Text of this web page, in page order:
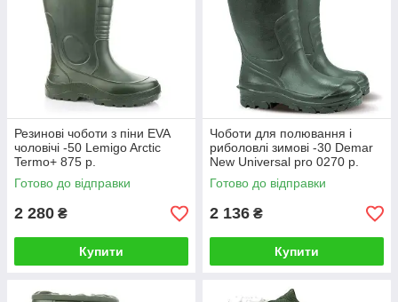
Резинові чоботи з піни EVA
чоловічі -50 Lemigo Arctic
Termo+ 875 р.
Готово до відправки
2 280 ₴
Купити
Чоботи для полювання і
риболовлі зимові -30 Demar
New Universal pro 0270 р.
Готово до відправки
2 136 ₴
Купити